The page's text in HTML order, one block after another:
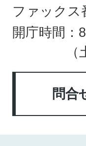
ファックス
開庁時間：
問合